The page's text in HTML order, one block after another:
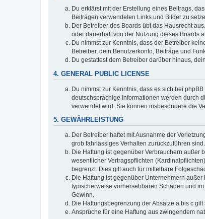
Du erklärst mit der Erstellung eines Beitrags,
Beiträgen verwendeten Links und Bilder zu
Der Betreiber des Boards übt das Hausrecht
oder dauerhaft von der Nutzung dieses Boards
Du nimmst zur Kenntnis, dass der Betreiber
Betreiber, dein Benutzerkonto, Beiträge und
Du gestattest dem Betreiber darüber hinaus,
4. GENERAL PUBLIC LICENSE
Du nimmst zur Kenntnis, dass es sich bei phpBB
deutschsprachige Informationen werden durch
verwendet wird. Sie können insbesondere die
5. GEWÄHRLEISTUNG
Der Betreiber haftet mit Ausnahme der
grob fahrlässiges Verhalten zurückzuführen
Die Haftung ist gegenüber Verbrauchern außer
wesentlicher Vertragspflichten
begrenzt. Dies gilt auch für mittelbare
Die Haftung ist gegenüber Unternehmern
typischerweise vorhersehbaren Schäden und
Gewinn.
Die Haftungsbegrenzung der Absätze a bis c
Ansprüche für eine Haftung aus zwingendem